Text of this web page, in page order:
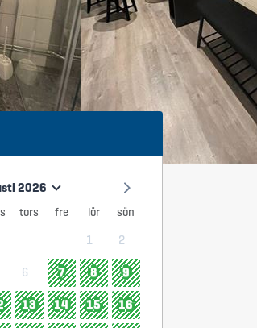
2026
tors fre lör sön
1 2
6 7 8 9
13 14 15 16